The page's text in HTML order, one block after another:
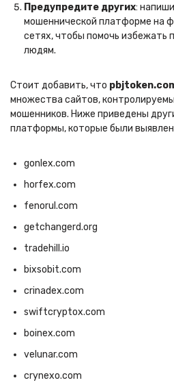
Предупредите других:
мошеннической платформе на
сетях, чтобы помочь избежать
людям.
Стоит добавить, что
множества сайтов,
мошенников. Ниже приведены
платформы, которые были
gonlex.com
horfex.com
fenorul.com
getchangerd.org
tradehill.io
bixsobit.com
crinadex.com
swiftcryptox.com
boinex.com
velunar.com
crynexo.com